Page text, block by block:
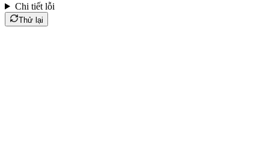
Chi tiết lỗi
Thử lại